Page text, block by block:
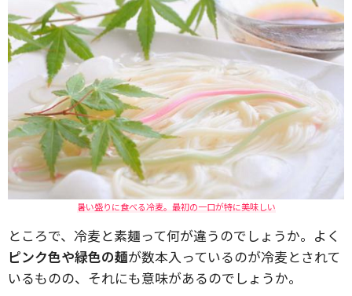
暑い盛りに食べる冷麦。最初の一口が特に美味しい
ところで、冷麦と素麺って何が違うのでしょうか。よく
ピンク色や緑色の麺が数本入っているのが冷麦とされて
いるものの、それにも意味があるのでしょうか。